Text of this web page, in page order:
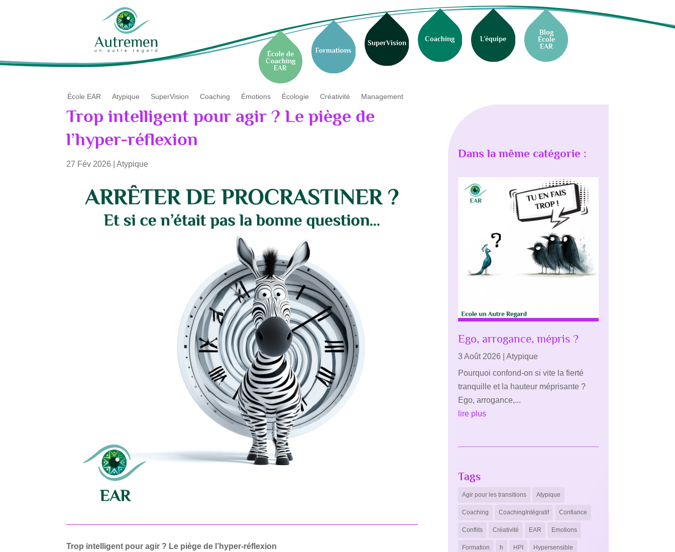
École de
Coaching
EAR
Formations
SuperVision Coaching L’équipe
Blog
École
EAR
École EAR Atypique SuperVision Coaching Émotions Écologie Créativité Management
Trop intelligent pour agir ? Le piège de
l’hyper-réflexion
27 Fév 2026 Atypique
Trop intelligent pour agir ? Le piège de l’hyper-réflexion
Dans la même catégorie :
Ego, arrogance, mépris ?
3 Août 2026
Atypique
Pourquoi confond-on si vite la fierté
tranquille et la hauteur méprisante ?
Ego, arrogance,...
lire plus
Tags
Agir pour les transitions Atypique
Coaching CoachingIntégratif Confiance
Conflits Créativité EAR Emotions
Formation h HPI Hypersensible